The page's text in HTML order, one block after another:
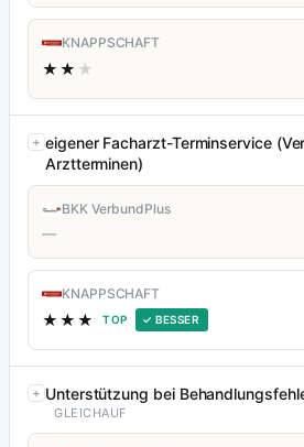
KNAPPSCHAFT
★★ ★
eigener Facharzt-Terminservice
Arztterminen)
BKK VerbundPlus
—
KNAPPSCHAFT
★★★ TOP ✓ BESSER
Unterstützung bei
GLEICHAUF